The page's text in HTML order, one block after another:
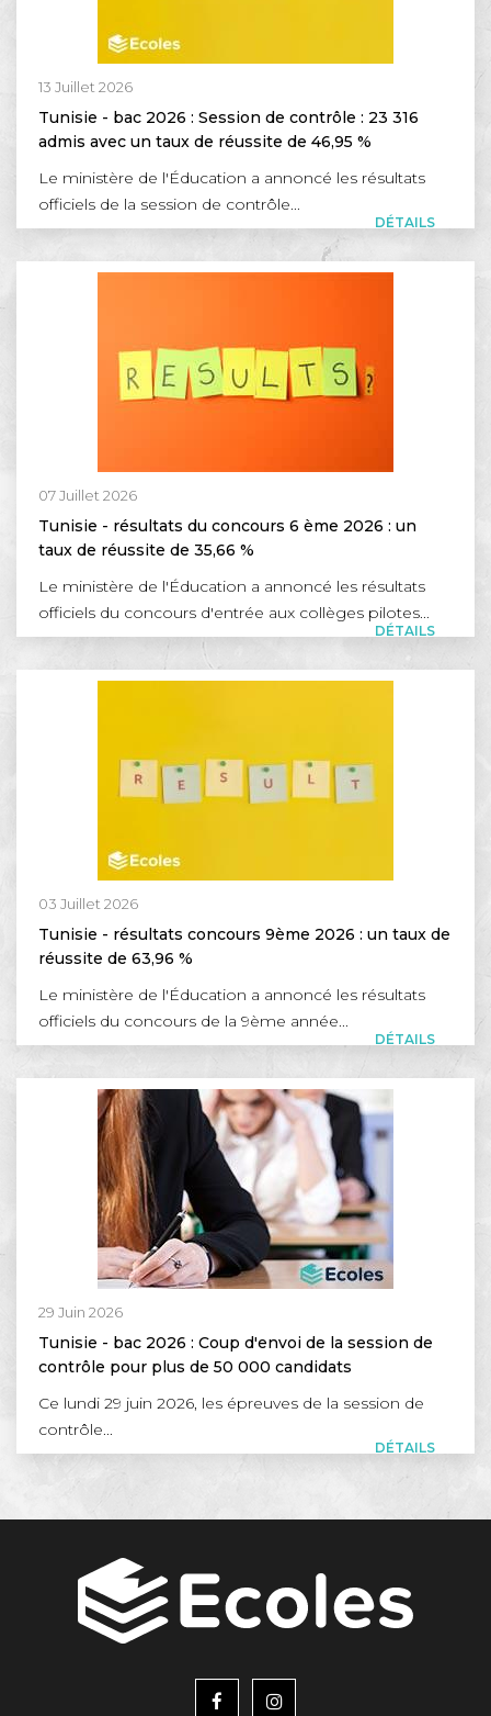
13 Juillet 2026
Tunisie - bac 2026 : Session de contrôle : 23 316
admis avec un taux de réussite de 46,95 %
Le ministère de l'Éducation a annoncé les résultats
officiels de la session de contrôle...
DÉTAILS
07 Juillet 2026
Tunisie - résultats du concours 6 ème 2026 : un
taux de réussite de 35,66 %
Le ministère de l'Éducation a annoncé les résultats
officiels du concours d'entrée aux collèges pilotes...
DÉTAILS
03 Juillet 2026
Tunisie - résultats concours 9ème 2026 : un taux de
réussite de 63,96 %
Le ministère de l'Éducation a annoncé les résultats
officiels du concours de la 9ème année...
DÉTAILS
29 Juin 2026
Tunisie - bac 2026 : Coup d'envoi de la session de
contrôle pour plus de 50 000 candidats
Ce lundi 29 juin 2026, les épreuves de la session de
contrôle...
DÉTAILS